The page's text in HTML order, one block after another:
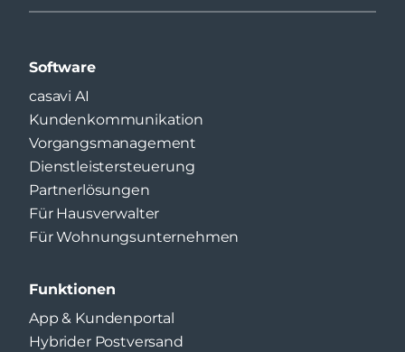
Software
casavi AI
Kundenkommunikation
Vorgangsmanagement
Dienstleistersteuerung
Partnerlösungen
Für Hausverwalter
Für Wohnungsunternehmen
Funktionen
App & Kundenportal
Hybrider Postversand